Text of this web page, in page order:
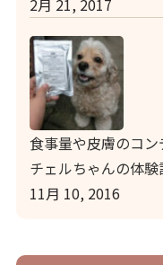
2月 21, 2017
食事量や皮膚のコ
チェルちゃんの体験
11月 10, 2016